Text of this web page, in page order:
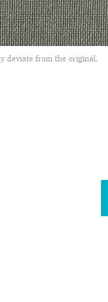
deviate from the original.